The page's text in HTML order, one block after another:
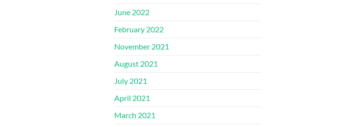
June 2022
February 2022
November 2021
August 2021
July 2021
April 2021
March 2021